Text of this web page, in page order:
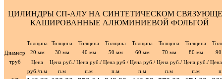
ЦИЛИНДРЫ СП-АЛУ НА СИНТЕТИЧЕСКОМ
КАШИРОВАННЫЕ АЛЮМИНИЕВОЙ ФОЛЬГОЙ
Диаметр
труб
Толщина
20 мм
Толщина
30 мм
Толщина
40 мм
Толщина
50 мм
Толщина
60 мм
Толщина
70 мм
Толщина
80 мм
Цена
руб./п.м
Цена руб./
п.м
Цена руб./
п.м
Цена руб./
п.м
Цена руб./
п.м
Цена руб./
п.м
Цена руб./
п.м